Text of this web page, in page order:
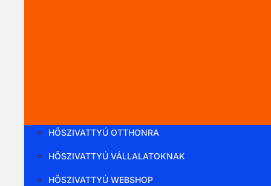
HŐSZIVATTYÚ OTTHONRA
HŐSZIVATTYÚ VÁLLALATOKNAK
HŐSZIVATTYÚ WEBSHOP